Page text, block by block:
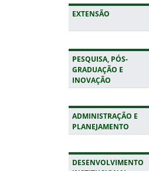
EXTENSÃO
PESQUISA, PÓS-
GRADUAÇÃO E
INOVAÇÃO
ADMINISTRAÇÃO E
PLANEJAMENTO
DESENVOLVIMENTO